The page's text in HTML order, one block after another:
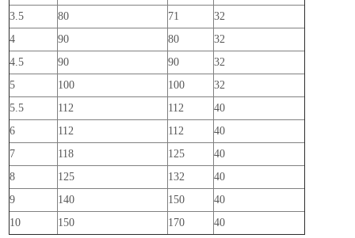
3.5
80 71
32
4
90 80
32
4.5
90 90
32
5
100 100
32
5.5
112 112
40
6
112 112
40
7
118 125
40
8
125 132
40
9
140 150
40
10
150 170 40